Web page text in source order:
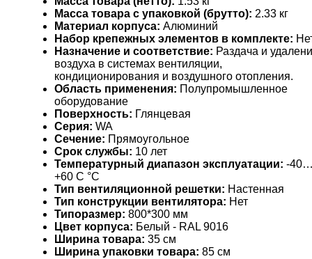
Масса товара с упаковкой (брутто): 2.33 кг
Материал корпуса: Алюминий
Набор крепежных элементов в комплекте:
Назначение и соответствие: Раздача и
воздуха в системах вентиляции,
кондиционирования и воздушного отопления.
Область применения: Полупромышленное
оборудование
Поверхность: Глянцевая
Серия: WA
Сечение: Прямоугольное
Срок службы: 10 лет
Температурный диапазон эксплуатации: -
+60 С °С
Тип вентиляционной решетки: Настенная
Тип конструкции вентилятора: Нет
Типоразмер: 800*300 мм
Цвет корпуса: Белый - RAL 9016
Ширина товара: 35 см
Ширина упаковки товара: 85 см